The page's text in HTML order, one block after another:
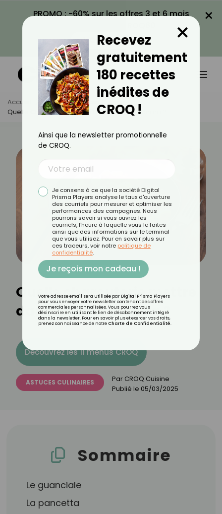
PROMO : -60% sur les offres 3 et 6 mois
VOIR LA PROMO
×
Accueil Actus
Astuces Culinaires
Quelle Charcuterie Mettre Dans Une Carbonara ?
Quelle charcuterie mettre
dans une carbonara ?
Découvrez les 11 menus CROQ
ASTUCES CULINAIRES Par CROQ Cuisine
Publié le 05/03/2025
Sommaire
Le guanciale
La pancetta
Recevez
gratuitement
180 recettes
inédites de
CROQ !
×
Ainsi que la newsletter promotionnelle
de CROQ.
Je consens à ce que la société Digital
Prisma Players analyse le taux d'ouverture
des courriels pour mesurer et optimiser les
performances des campagnes. Nous
pourrons savoir si vous ouvrez les
courriels, l'heure à laquelle vous le faites
ainsi que des informations sur le terminal
que vous utilisez. Pour en savoir plus sur
ces traceurs, voir notre politique de
confidentialité.
Je reçois mon cadeau !
Votre adresse email sera utilisée par Digital Prisma Players
pour vous envoyer votre newsletter contenant des offres
commerciales personnalisées. Vous pourrez vous
désinscrire en utilisant le lien de désabonnement intégré
dans la newsletter. Pour en savoir plus et exercer vos droits,
prenez connaissance de notre Charte de Confidentialité.